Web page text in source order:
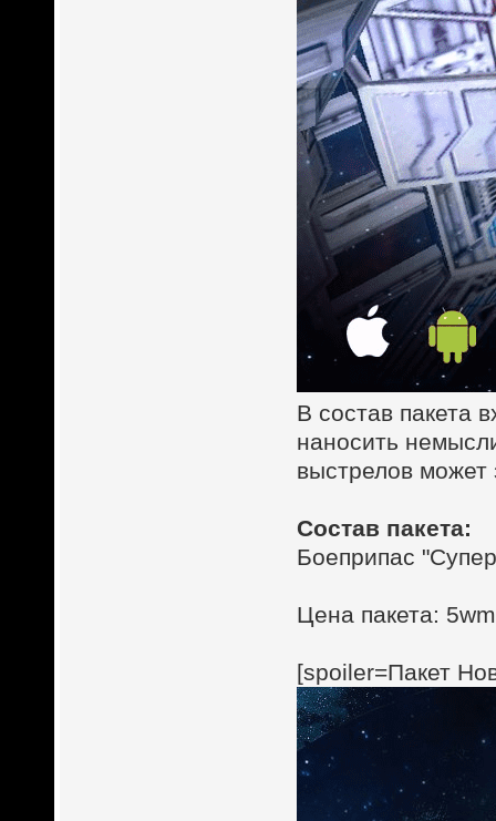
В состав пакета
наносить
выстрелов может
Состав пакета:
Боеприпас
Цена пакета:
[spoiler=Пакет